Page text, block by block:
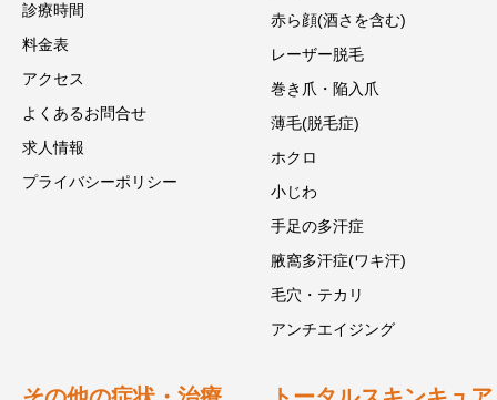
診療時間
料金表
アクセス
よくあるお問合せ
求人情報
プライバシーポリシー
赤ら顔(酒さを含む)
レーザー脱毛
巻き爪・陥入爪
薄毛(脱毛症)
ホクロ
小じわ
手足の多汗症
腋窩多汗症(ワキ汗)
毛穴・テカリ
アンチエイジング